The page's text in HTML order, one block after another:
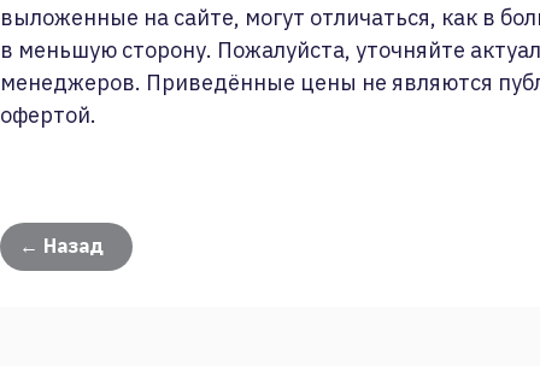
выложенные на сайте, могут отличаться, как в
в меньшую сторону. Пожалуйста, уточняйте
менеджеров. Приведённые цены не являются
офертой.
← Назад